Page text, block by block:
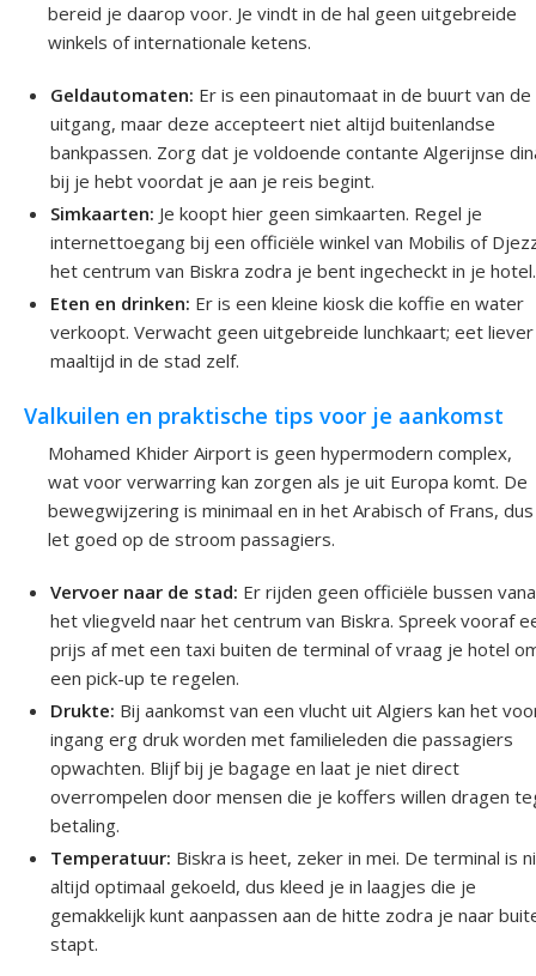
bereid je daarop voor. Je vindt in de hal geen uitgebreide
winkels of internationale ketens.
Geldautomaten: Er is een pinautomaat in de buurt van de
uitgang, maar deze accepteert niet altijd buitenlandse
bankpassen. Zorg dat je voldoende contante Algerijnse
bij je hebt voordat je aan je reis begint.
Simkaarten: Je koopt hier geen simkaarten. Regel je
internettoegang bij een officiële winkel van Mobilis of
het centrum van Biskra zodra je bent ingecheckt in je hotel.
Eten en drinken: Er is een kleine kiosk die koffie en water
verkoopt. Verwacht geen uitgebreide lunchkaart; eet
maaltijd in de stad zelf.
Valkuilen en praktische tips voor je aankomst
Mohamed Khider Airport is geen hypermodern complex,
wat voor verwarring kan zorgen als je uit Europa komt. De
bewegwijzering is minimaal en in het Arabisch of Frans, dus
let goed op de stroom passagiers.
Vervoer naar de stad: Er rijden geen officiële bussen
het vliegveld naar het centrum van Biskra. Spreek vooraf
prijs af met een taxi buiten de terminal of vraag je hotel
een pick-up te regelen.
Drukte: Bij aankomst van een vlucht uit Algiers kan het
ingang erg druk worden met familieleden die passagiers
opwachten. Blijf bij je bagage en laat je niet direct
overrompelen door mensen die je koffers willen dragen
betaling.
Temperatuur: Biskra is heet, zeker in mei. De terminal is
altijd optimaal gekoeld, dus kleed je in laagjes die je
gemakkelijk kunt aanpassen aan de hitte zodra je naar
stapt.